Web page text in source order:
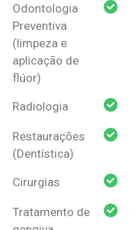
Odontologia
Preventiva
(limpeza e
aplicação de
flúor)
Radiologia
Restaurações
(Dentística)
Cirurgias
Tratamento de